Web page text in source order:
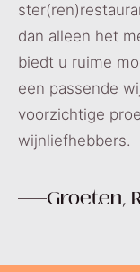
dan alleen het
biedt u ruime
een passende
voorzichtige
wijnliefhebbers.
Groeten,